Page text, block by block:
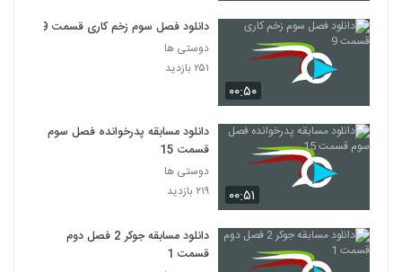
۰۰:۵۰
دانلود فصل سوم زخم کاری قسمت 9
دوستی ها
۲۵۱ بازدید
۰۰:۵۱
دانلود مسابقه پدرخوانده فصل سوم
قسمت 15
دوستی ها
۲۱۹ بازدید
دانلود مسابقه جوکر 2 فصل دوم
قسمت 1